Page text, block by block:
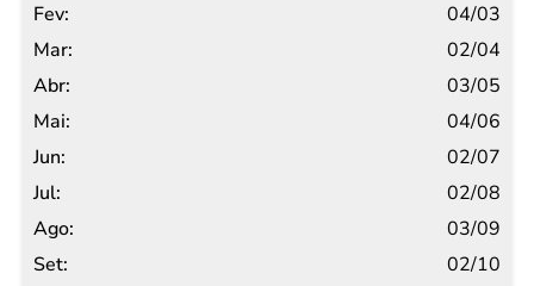
04/03
02/04
03/05
04/06
02/07
02/08
03/09
02/10